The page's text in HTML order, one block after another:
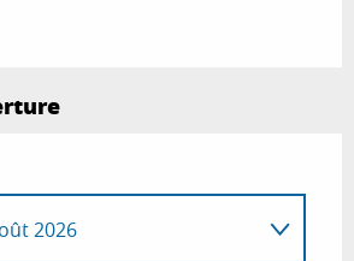
2026